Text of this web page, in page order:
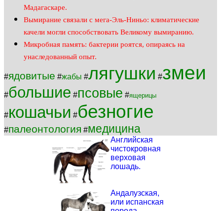
Мадагаскаре.
Вымирание связали с мега-Эль-Ниньо: климатические
качели могли способствовать Великому вымиранию.
Микробная память: бактерии роятся, опираясь на
унаследованный опыт.
#ядовитые #жабы #лягушки #змеи
#большие #псовые #ящерицы
#кошачьи #безногие
#палеонтология #медицина
Английская
чистокровная
верховая
лошадь.
Андалузская,
или испанская